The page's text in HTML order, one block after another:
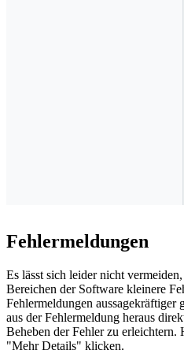
Fehlermeldungen
Es lässt sich leider nicht
Bereichen der Software kleinere
Fehlermeldungen aussagekräftiger
aus der Fehlermeldung heraus
Beheben der Fehler zu erleichtern.
"Mehr Details" klicken.